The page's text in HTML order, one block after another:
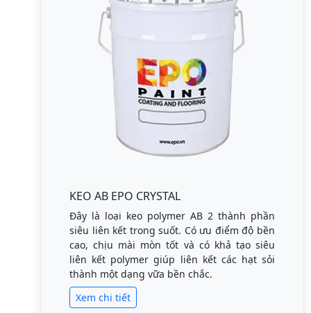
KEO AB EPO CRYSTAL
Đây là loại keo polymer AB 2 thành phần
siêu liên kết trong suốt. Có ưu điểm độ bền
cao, chịu mài mòn tốt và có khả tạo siêu
liên kết polymer giúp liên kết các hạt sỏi
thành một dạng vữa bền chắc.
Xem chi tiết